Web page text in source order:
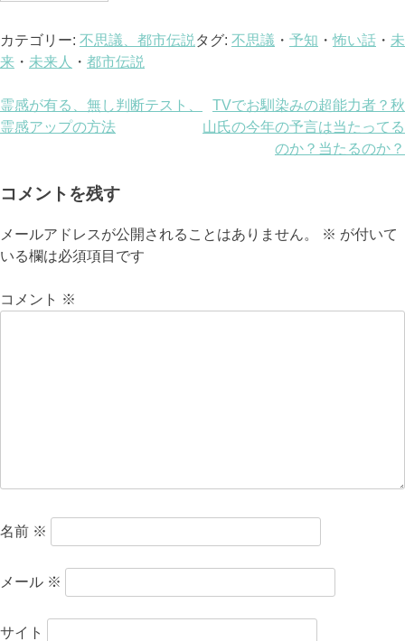
カテゴリー: 不思議、都市伝説 タグ: 不思議 ・ 予知 ・怖い話 ・ 未
来 ・ 未来人 ・ 都市伝説
投
ビ
ゲ
シ
霊感が有る、無し判断テスト、
霊感アップの方法
TVでお馴染みの超能力者？秋
山氏の今年の予言は当たってる
のか？当たるのか？
コメントを残す
メールアドレスが公開されることはありません。 ※ が付いて
いる欄は必須項目です
コメント ※
名前 ※
メール ※
サイト